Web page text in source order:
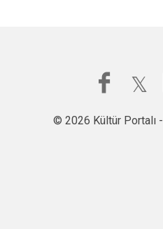
© 2026 Kültür Portalı -